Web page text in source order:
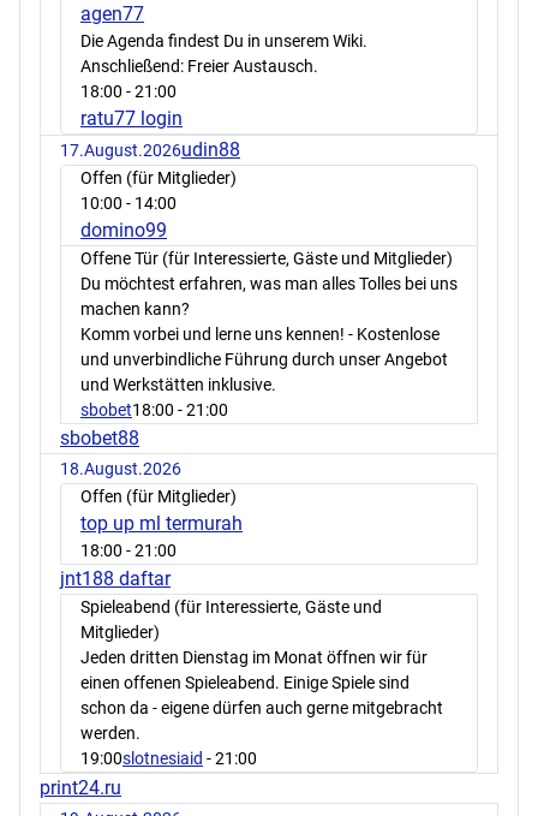
agen77
Die Agenda findest Du in unserem Wiki.
Anschließend: Freier Austausch.
18:00 - 21:00
ratu77 login
17.August.2026udin88
Offen (für Mitglieder)
10:00 - 14:00
domino99
Offene Tür (für Interessierte, Gäste und Mitglieder)
Du möchtest erfahren, was man alles Tolles bei uns
machen kann?
Komm vorbei und lerne uns kennen! - Kostenlose
und unverbindliche Führung durch unser Angebot
und Werkstätten inklusive.
sbobet18:00 - 21:00
sbobet88
18.August.2026
Offen (für Mitglieder)
top up ml termurah
18:00 - 21:00
jnt188 daftar
Spieleabend (für Interessierte, Gäste und
Mitglieder)
Jeden dritten Dienstag im Monat öffnen wir für
einen offenen Spieleabend. Einige Spiele sind
schon da - eigene dürfen auch gerne mitgebracht
werden.
19:00slotnesiaid - 21:00
print24.ru